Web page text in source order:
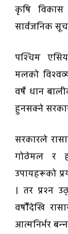
कृषि
सार्वजनिक
पश्चिम
मलको
वर्षे धान
हुनसक्ने
सरकारले
गोठेमल र
उपायहरूको
। तर प्रश्न
वर्षौंदेखि
आत्मनिर्भर